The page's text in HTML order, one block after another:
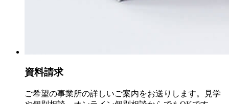
資料請求
ご希望の事業所の詳しいご案内をお送りします。見学